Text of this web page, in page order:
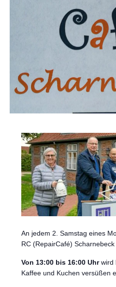
An jedem 2. Samstag eines
RC (RepairCafé)
Von 13:00 bis 16:00 Uhrwird
Kaffee und Kuchen versüßen